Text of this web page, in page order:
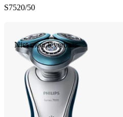
S7520/50
Niet meer leverbaar